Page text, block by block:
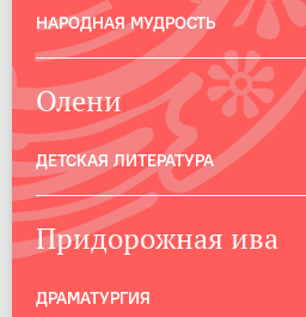
НАРОДНАЯ МУДРОСТЬ
Олени
ДЕТСКАЯ ЛИТЕРАТУРА
Придорожная ива
ДРАМАТУРГИЯ